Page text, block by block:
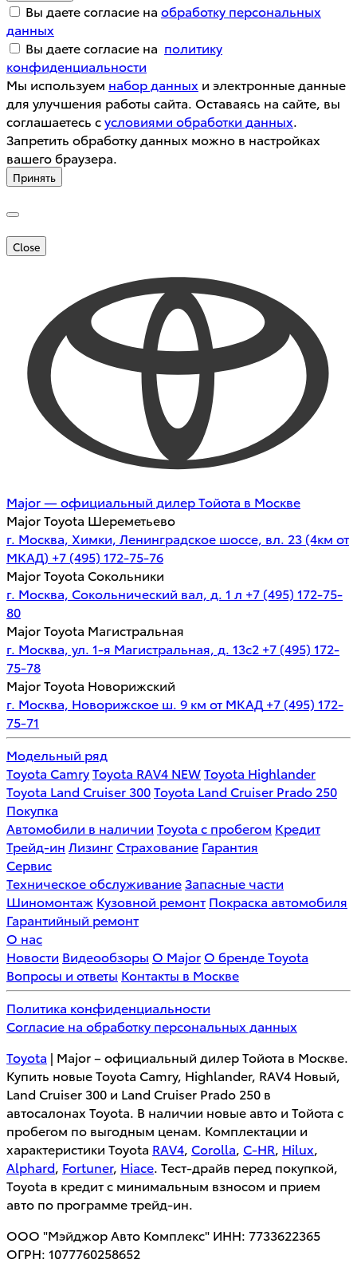
Вы даете согласие на обработку персональных
данных
Вы даете согласие на политику
конфиденциальности
Мы используем набор данных и электронные данные
для улучшения работы сайта. Оставаясь на сайте, вы
соглашаетесь сусловиями обработки данных
Запретить обработку данных можно в настройках
вашего браузера.
Принять
Close
Major — официальный дилер Тойота в Москве
Major Toyota Шереметьево
г. Москва, Химки, Ленинградское шоссе, вл. 23 (4км от
МКАД) +7 (495) 172-75-76
Major Toyota Сокольники
г. Москва, Сокольнический вал, д. 1 л +7 (495) 172-75-
80
Major Toyota Магистральная
г. Москва, ул. 1-я Магистральная, д. 13с2 +7 (495) 172-
75-78
Major Toyota Новорижский
г. Москва, Новорижское ш. 9 км от МКАД +7 (495) 172-
75-71
Модельный ряд
Toyota CamryToyota RAV4 NEWToyota Highlander
Toyota Land Cruiser 300Toyota Land Cruiser Prado 250
Покупка
Автомобили в наличии Toyota с пробегом Кредит
Трейд-ин Лизинг Страхование Гарантия
Сервис
Техническое обслуживание Запасные части
Шиномонтаж Кузовной ремонт Покраска автомобиля
Гарантийный ремонт
О нас
Новости Видеообзоры О Major О бренде Toyota
Вопросы и ответы Контакты в Москве
Политика конфиденциальности
Согласие на обработку персональных данных
Toyota | Major – официальный дилер Тойота в Москве.
Купить новые Toyota Camry, Highlander, RAV4 Новый,
Land Cruiser 300 и Land Cruiser Prado 250 в
автосалонах Toyota. В наличии новые авто и Тойота с
пробегом по выгодным ценам. Комплектации и
характеристики Toyota RAV4 Corolla C-HR Hilux
Alphard Fortuner, Hiace . Тест-драйв перед покупкой,
Toyota в кредит с минимальным взносом и прием
авто по программе трейд-ин.
ООО "Мэйджор Авто Комплекс" ИНН: 7733622365
ОГРН: 1077760258652